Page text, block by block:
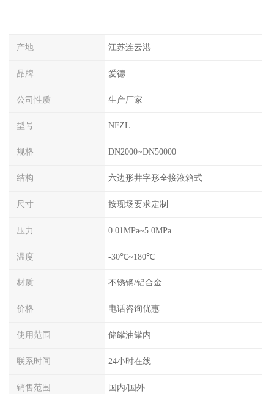
产地 江苏连云港
品牌 爱德
公司性质 生产厂家
型号 NFZL
规格 DN2000~DN50000
结构 六边形井字形全接液箱式
尺寸 按现场要求定制
压力 0.01MPa~5.0MPa
温度 -30℃~180℃
材质 不锈钢/铝合金
价格 电话咨询优惠
使用范围 储罐油罐内
联系时间 24小时在线
销售范围 国内/国外